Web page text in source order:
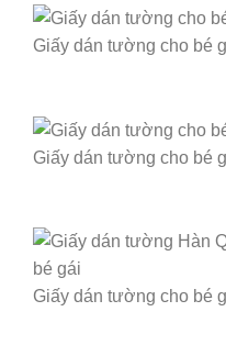
Giấy dán tường cho bé
Giấy dán tường cho bé
Giấy dán tường cho bé